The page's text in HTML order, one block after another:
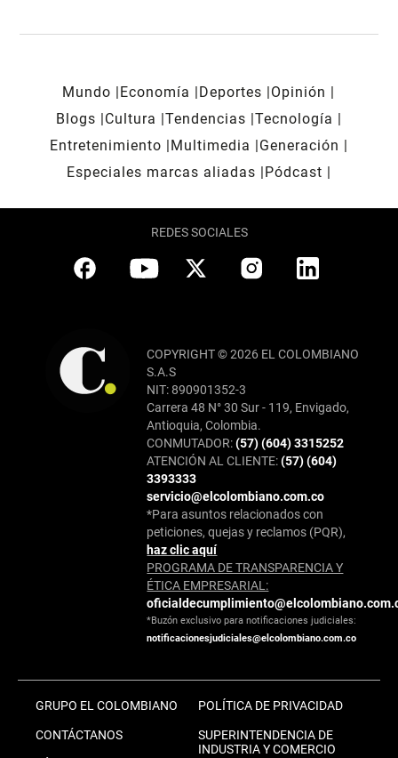
Mundo Economía Deportes
Opinión
Blogs
Cultura Tendencias Tecnología
Entretenimiento
Multimedia
Generación
Especiales marcas aliadas
Pódcast
REDES SOCIALES
COPYRIGHT © 2026 EL COLOMBIANO
S.A.S
NIT: 890901352-3
Carrera 48 N° 30 Sur - 119, Envigado,
Antioquia, Colombia.
CONMUTADOR:(57) (604) 3315252
ATENCIÓN AL CLIENTE:(57) (604)
3393333
servicio@elcolombiano.com.co
*Para asuntos relacionados con
peticiones, quejas y reclamos (PQR),
haz clic aquí
PROGRAMA DE TRANSPARENCIA Y
ÉTICA EMPRESARIAL:
*Buzón exclusivo para notificaciones judiciales:
notificacionesjudiciales@elcolombiano.com.co
GRUPO EL COLOMBIANO
CONTÁCTANOS
POLÍTICA DE PRIVACIDAD
SUPERINTENDENCIA DE
INDUSTRIA Y COMERCIO